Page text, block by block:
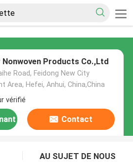
Nonwoven Products Co.,Ltd
Road, Feidong New City
Area, Hefei, Anhui, China,China
vérifié
Contact
AU SUJET DE NOUS